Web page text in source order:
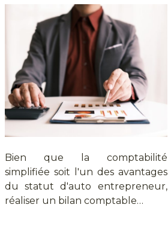
Bien que la comptabilité
simplifiée soit l'un des avantages
du statut d'auto entrepreneur,
réaliser un bilan comptable…